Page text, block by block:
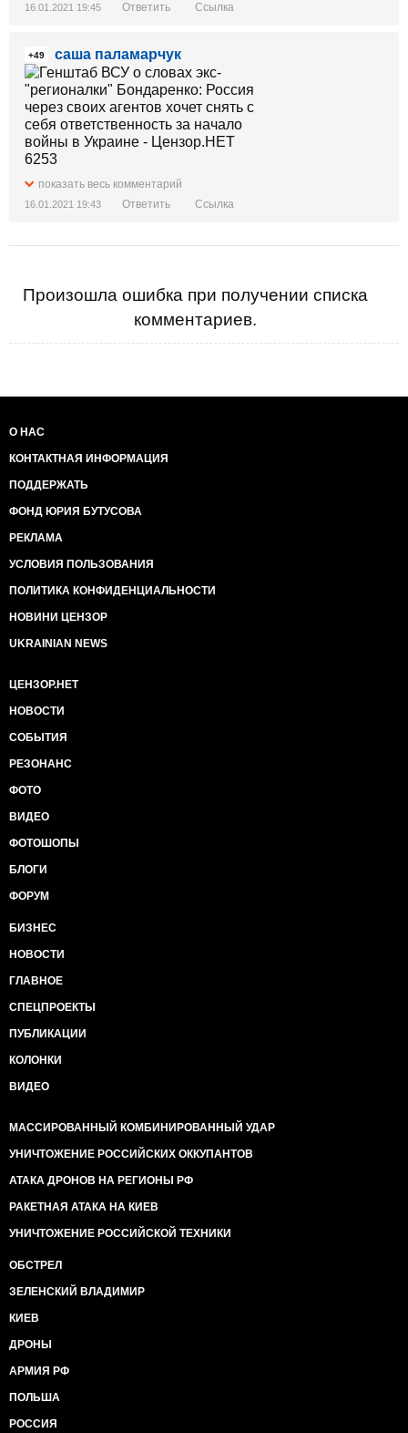
16.01.2021 19:45 Ответить Ссылка
+49 саша паламарчук
показать весь комментарий
16.01.2021 19:43 Ответить Ссылка
Произошла ошибка при получении списка
комментариев.
О НАС
КОНТАКТНАЯ ИНФОРМАЦИЯ
ПОДДЕРЖАТЬ
ФОНД ЮРИЯ БУТУСОВА
РЕКЛАМА
УСЛОВИЯ ПОЛЬЗОВАНИЯ
ПОЛИТИКА КОНФИДЕНЦИАЛЬНОСТИ
НОВИНИ ЦЕНЗОР
UKRAINIAN NEWS
ЦЕНЗОР.НЕТ
НОВОСТИ
СОБЫТИЯ
РЕЗОНАНС
ФОТО
ВИДЕО
ФОТОШОПЫ
БЛОГИ
ФОРУМ
БИЗНЕС
НОВОСТИ
ГЛАВНОЕ
СПЕЦПРОЕКТЫ
ПУБЛИКАЦИИ
КОЛОНКИ
ВИДЕО
МАССИРОВАННЫЙ КОМБИНИРОВАННЫЙ УДАР
УНИЧТОЖЕНИЕ РОССИЙСКИХ ОККУПАНТОВ
АТАКА ДРОНОВ НА РЕГИОНЫ РФ
РАКЕТНАЯ АТАКА НА КИЕВ
УНИЧТОЖЕНИЕ РОССИЙСКОЙ ТЕХНИКИ
ОБСТРЕЛ
ЗЕЛЕНСКИЙ ВЛАДИМИР
КИЕВ
ДРОНЫ
АРМИЯ РФ
ПОЛЬША
РОССИЯ